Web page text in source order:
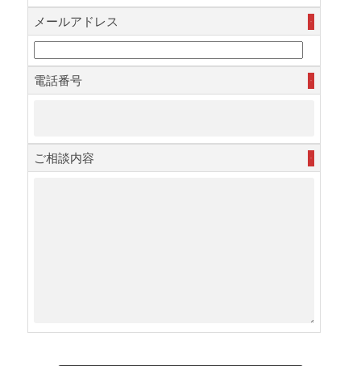
メールアドレス
電話番号
ご相談内容